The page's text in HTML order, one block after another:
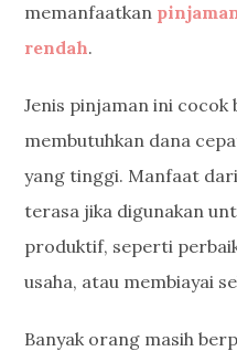
memanfaatkan
rendah.
Jenis pinjaman ini cocok
membutuhkan dana
yang tinggi. Manfaat
terasa jika digunakan
produktif, seperti
usaha, atau membiayai
Banyak orang masih